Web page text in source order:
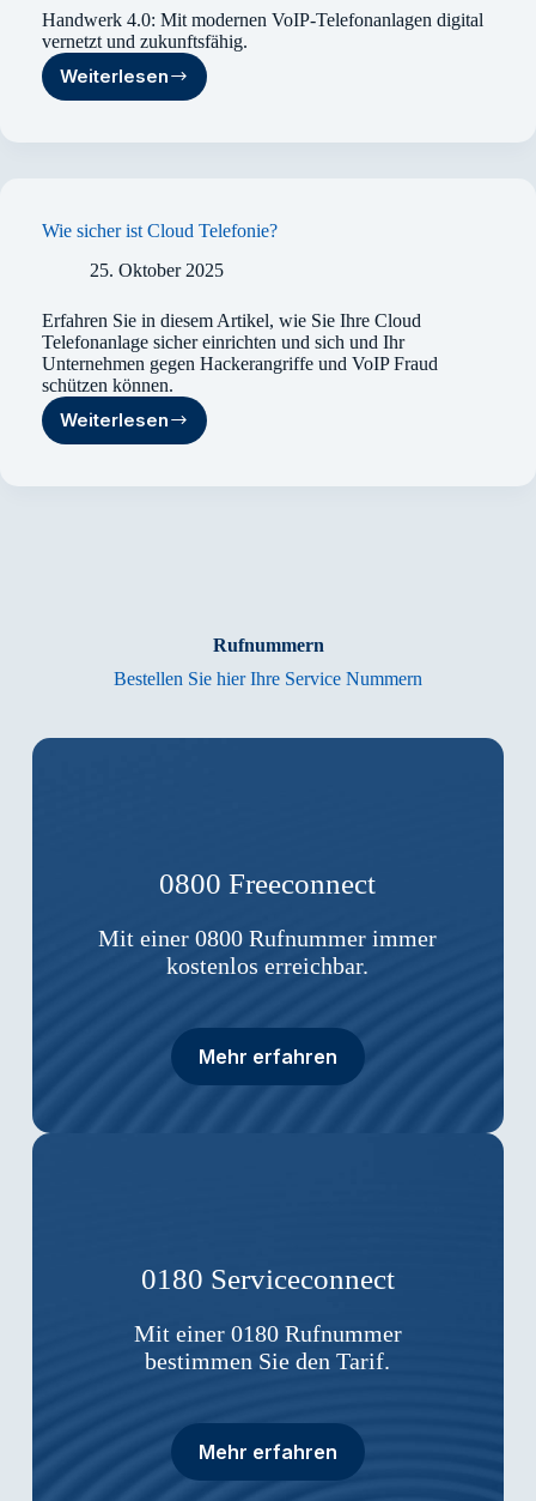
es
bei
der
Skalierung
wirklich
Handwerk 4.0: Mit modernen VoIP-Telefonanlagen digital
vernetzt und zukunftsfähig.
Weiterlesen
Fit
Wie sicher ist Cloud Telefonie?
25. Oktober 2025
Erfahren Sie in diesem Artikel, wie Sie Ihre Cloud
Telefonanlage sicher einrichten und sich und Ihr
Unternehmen gegen Hackerangriffe und VoIP Fraud
schützen können.
Weiterlesen
Wie
Rufnummern
Bestellen Sie hier Ihre Service Nummern
0800 Freeconnect
Mit einer 0800 Rufnummer immer
kostenlos erreichbar.
Mehr erfahren
0180 Serviceconnect
Mit einer 0180 Rufnummer
bestimmen Sie den Tarif.
Mehr erfahren